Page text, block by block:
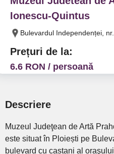
Ionescu-Quintus
Bulevardul Independenței,
Prețuri de la:
6.6 RON / persoană
Descriere
Muzeul Judeţean de Artă
este situat în Ploiești pe
bulevard cu castani al